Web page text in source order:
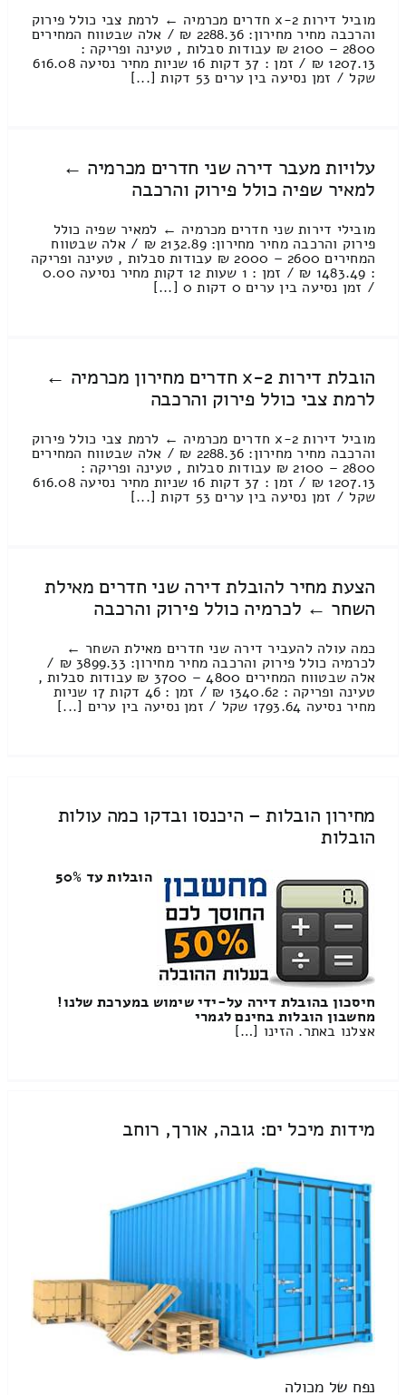
מוביל דירות 2-x חדרים מכרמיה ← לרמת צבי כולל פירוק
והרכבה מחיר מחירון: 2288.36 ₪ / אלה שבטווח המחירים
2800 – 2100 ₪ עבודות סבלות , טעינה ופריקה :
1207.13 ₪ / זמן : 37 דקות 16 שניות מחיר נסיעה 616.08
שקל / זמן נסיעה בין ערים 53 דקות [...]
עלויות מעבר דירה שני חדרים מכרמיה ←
למאיר שפיה כולל פירוק והרכבה
מובילי דירות שני חדרים מכרמיה ← למאיר שפיה כולל
פירוק והרכבה מחיר מחירון: 2132.89 ₪ / אלה שבטווח
המחירים 2600 – 2000 ₪ עבודות סבלות , טעינה ופריקה
: 1483.49 ₪ / זמן : 1 שעות 12 דקות מחיר נסיעה 0.00
/ זמן נסיעה בין ערים 0 דקות 0 [...]
הובלת דירות 2-x חדרים מחירון מכרמיה ←
לרמת צבי כולל פירוק והרכבה
מוביל דירות 2-x חדרים מכרמיה ← לרמת צבי כולל פירוק
והרכבה מחיר מחירון: 2288.36 ₪ / אלה שבטווח המחירים
2800 – 2100 ₪ עבודות סבלות , טעינה ופריקה :
1207.13 ₪ / זמן : 37 דקות 16 שניות מחיר נסיעה 616.08
שקל / זמן נסיעה בין ערים 53 דקות [...]
הצעת מחיר להובלת דירה שני חדרים מאילת
השחר ← לכרמיה כולל פירוק והרכבה
כמה עולה להעביר דירה שני חדרים מאילת השחר ←
לכרמיה כולל פירוק והרכבה מחיר מחירון: 3899.33 ₪ /
אלה שבטווח המחירים 4800 – 3700 ₪ עבודות סבלות ,
טעינה ופריקה : 1340.62 ₪ / זמן : 46 דקות 17 שניות
מחיר נסיעה 1793.64 שקל / זמן נסיעה בין ערים [...]
מחירון הובלות – היכנסו ובדקו כמה עולות
הובלות
הובלות עד 50%
חיסכון בהובלת דירה על-ידי שימוש במערכת שלנו!
מחשבון הובלות בחינם לגמרי
אצלנו באתר. הזינו […]
מידות מיכל ים: גובה, אורך, רוחב
נפח של מכולה